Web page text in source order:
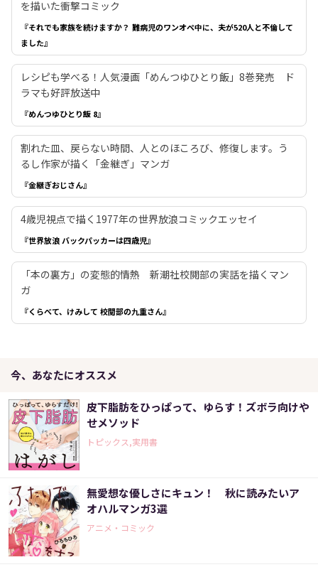
を描いた衝撃コミック
『それでも家族を続けますか？ 難病児のワンオペ中に、夫が520人と不倫して
ました』
レシピも学べる！人気漫画「めんつゆひとり飯」8巻発売 ド
ラマも好評放送中
『めんつゆひとり飯 8』
割れた皿、戻らない時間、人とのほころび、修復します。う
るし作家が描く「金継ぎ」マンガ
『金継ぎおじさん』
4歳児視点で描く1977年の世界放浪コミックエッセイ
『世界放浪 バックパッカーは四歳児』
「本の裏方」の変態的情熱 新潮社校閲部の実話を描くマン
ガ
『くらべて、けみして 校閲部の九重さん』
今、あなたにオススメ
皮下脂肪をひっぱって、ゆらす！ズボラ向けや
せメソッド
トピックス,実用書
無愛想な優しさにキュン！ 秋に読みたいア
オハルマンガ3選
アニメ・コミック